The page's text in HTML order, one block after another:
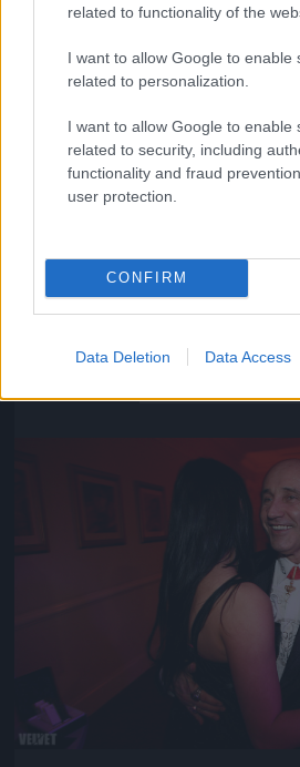
related to functionality of the
I want to allow Google to enable
related to personalization.
I want to allow Google to enable
related to security, including
functionality and fraud
user protection.
CONFIRM
Data Deletion Data Access
Jön még
Fotó: Szécsi István / Velvet
Jön még